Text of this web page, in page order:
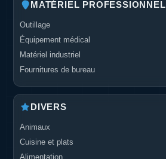
MATÉRIEL PROFESSIONNEL
Outillage
Équipement médical
Matériel industriel
Fournitures de bureau
DIVERS
Animaux
Cuisine et plats
Alimentation